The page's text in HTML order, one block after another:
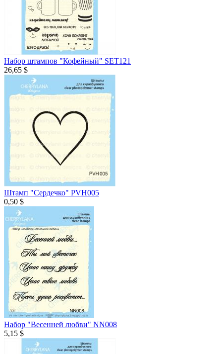
Набор штампов "Кофейный" SET121
26,65 $
Штамп "Сердечко" PVH005
0,50 $
Набор "Весенней любви" NN008
5,15 $